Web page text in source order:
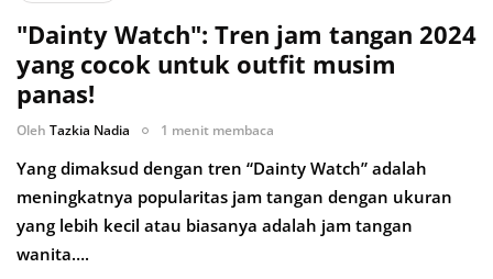
"Dainty Watch": Tren jam tangan 2024
yang cocok untuk outfit musim
panas!
Oleh Tazkia Nadia 1 menit membaca
Yang dimaksud dengan tren “Dainty Watch” adalah
meningkatnya popularitas jam tangan dengan ukuran
yang lebih kecil atau biasanya adalah jam tangan
wanita….